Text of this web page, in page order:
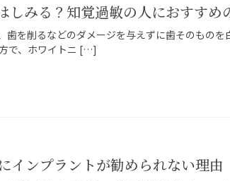
しみる？知覚過敏の人におすすめ
歯を削るなどのダメージを与えずに歯そのもの
で、ホワイトニ […]
インプラントが勧められない理由